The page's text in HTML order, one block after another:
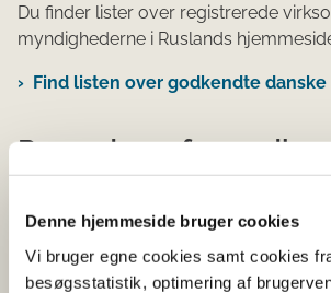
Denne hjemmeside bruger cookies
Vi bruger egne cookies samt cookies
besøgsstatistik, optimering af
Du finder lister over registrerede
myndig​​hederne i Ruslands
Find listen over godkendte
Procedurer for
virksomheder
virksomheder. Nærmere information